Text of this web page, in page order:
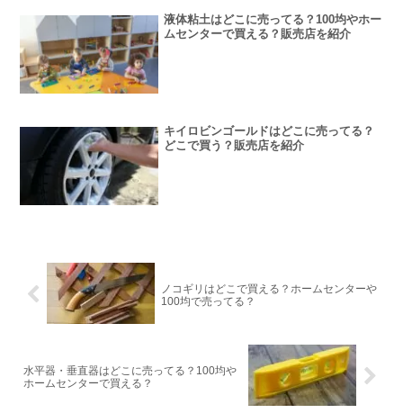
液体粘土はどこに売ってる？100均やホー
ムセンターで買える？販売店を紹介
キイロビンゴールドはどこに売ってる？
どこで買う？販売店を紹介
ノコギリはどこで買える？ホームセンターや
100均で売ってる？
水平器・垂直器はどこに売ってる？100均や
ホームセンターで買える？